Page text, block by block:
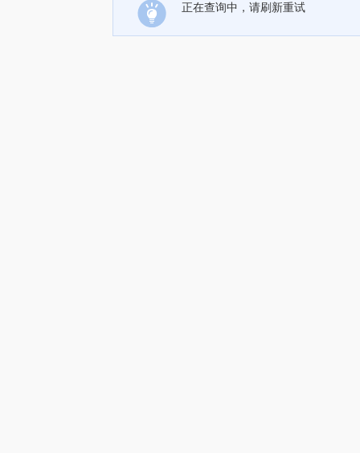
正在查询中，请刷新重试